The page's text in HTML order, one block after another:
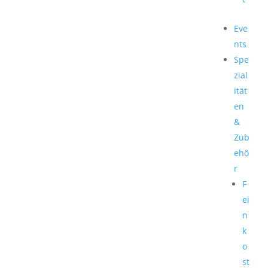
Eve
nts
Spe
zial
ität
en
&
Zub
ehö
r
F
ei
n
k
o
st